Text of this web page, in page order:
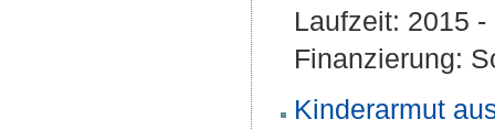
Laufzeit: 2015
Finanzierung:
Kinderarmut